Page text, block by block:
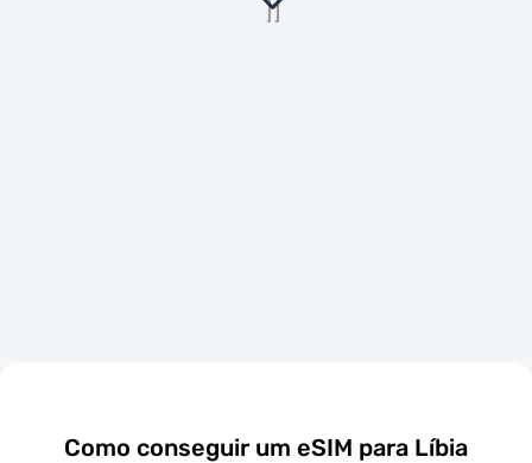
Como conseguir um eSIM para Líbia